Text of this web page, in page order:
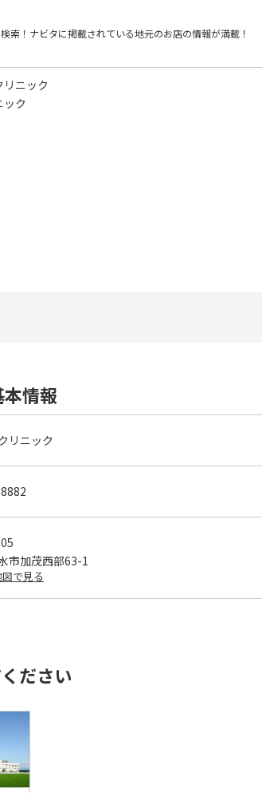
索！ ナビタに掲載されている地元のお店の情報が満載！
リニック
ック
情報
リニック
市加茂西部63-1
で見る
ださい